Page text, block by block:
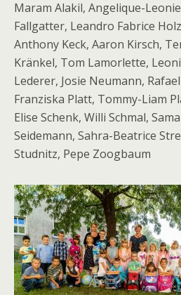
Maram Alakil, Angelique-
Fallgatter, Leandro Fabrice
Anthony Keck, Aaron Kirsch,
Kränkel, Tom Lamorlette,
Lederer, Josie Neumann,
Franziska Platt, Tommy-Liam
Elise Schenk, Willi Schmal,
Seidemann, Sahra-Beatrice
Studnitz, Pepe Zoogbaum